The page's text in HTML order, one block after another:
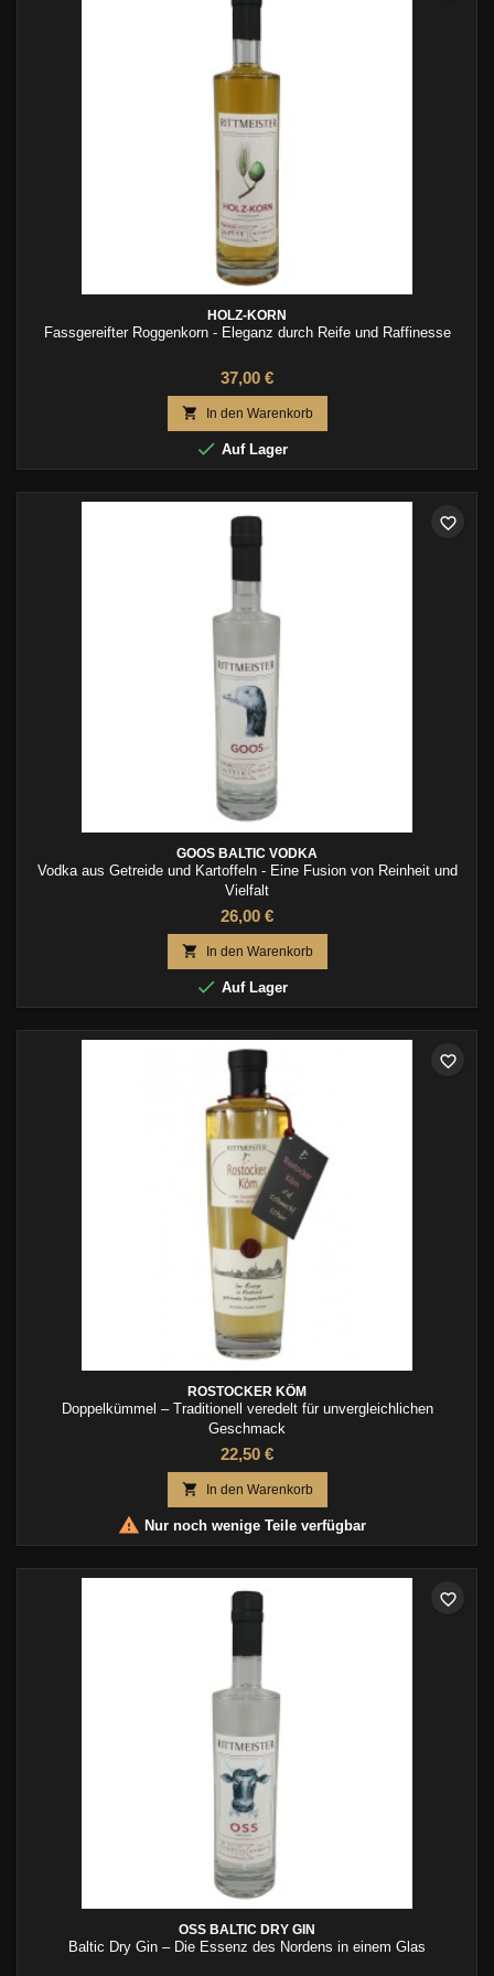
HOLZ-KORN
Fassgereifter Roggenkorn - Eleganz durch Reife und Raffinesse
37,00 €
 In den Warenkorb
 Auf Lager
GOOS BALTIC VODKA
Vodka aus Getreide und Kartoffeln - Eine Fusion von Reinheit und
Vielfalt
26,00 €
 In den Warenkorb
 Auf Lager
favorite_border
ROSTOCKER KÖM
Doppelkümmel – Traditionell veredelt für unvergleichlichen
Geschmack
22,50 €
 In den Warenkorb
 Nur noch wenige Teile verfügbar
favorite_border
OSS BALTIC DRY GIN
Baltic Dry Gin – Die Essenz des Nordens in einem Glas
favorite_border